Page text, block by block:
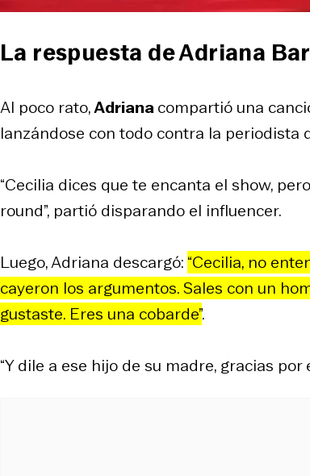
La respuesta de Adriana
Al poco rato,Adrianacompartió una
lanzándose con todo contra la periodista
“Cecilia dices que te encanta el show,
round”, partió disparando el influencer.
Luego, Adriana descargó: “Cecilia, no
cayeron los argumentos. Sales con un
gustaste. Eres una cobarde”.
“Y dile a ese hijo de su madre, gracias